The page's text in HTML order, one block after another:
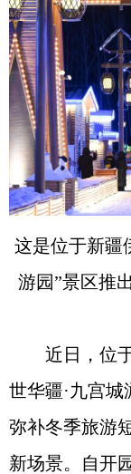
这是位于新疆
游园”景区推
近日，位于
世华疆·九宫
弥补冬季旅游
新场景。自开